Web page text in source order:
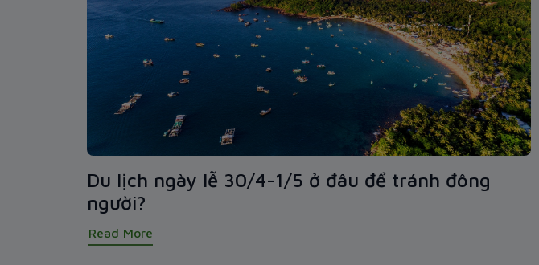
Du lịch ngày lễ 30/4-1/5 ở đâu để tránh đông
người?
Read More